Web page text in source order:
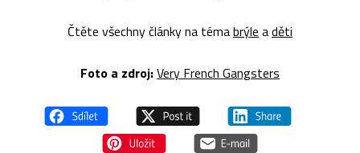
Čtěte všechny články na témabrýle aděti
Foto a zdroj:Very French Gangsters